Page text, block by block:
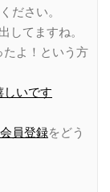
ださい。
してますね。
よ！という方
しいです
員登録をどう